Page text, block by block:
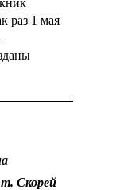
раз 1 мая
Скорей